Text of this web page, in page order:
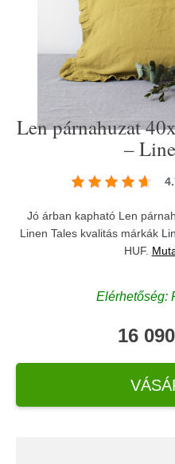
Len párnahuzat
–
Jó árban kapható Len
Linen Tales kvalitás márkák
HUF.
Elérhetőség:
16